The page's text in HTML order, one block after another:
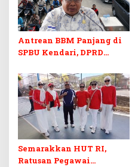
Antrean BBM Panjang di
SPBU Kendari, DPRD
Barcode Curang
Semarakkan HUT RI,
Ratusan Pegawai